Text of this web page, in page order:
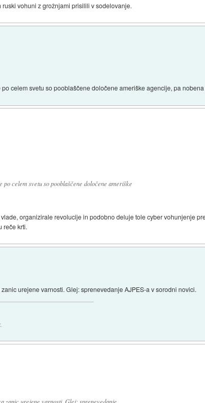
vohuni z grožnjami prisilili v sodelovanje.
celem svetu so pooblaščene določene ameriške agencije, pa nobena
celem svetu so pooblaščene določene ameriške
organizirale revolucije in podobno deluje tole cyber vohunjenje
reče krti.
urejene varnosti. Glej: sprenevedanje AJPES-a v sorodni novici.